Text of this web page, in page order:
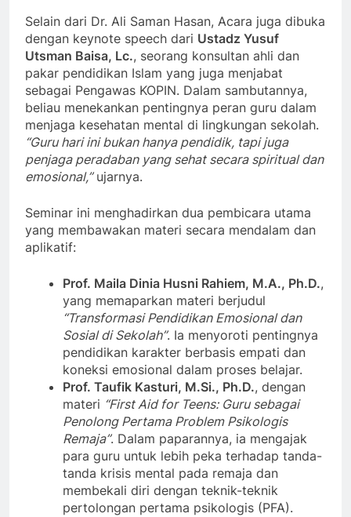
Selain dari Dr. Ali Saman Hasan, Acara juga dibuka
dengan keynote speech dari Ustadz Yusuf
Utsman Baisa, Lc., seorang konsultan ahli dan
pakar pendidikan Islam yang juga menjabat
sebagai Pengawas KOPIN. Dalam sambutannya,
beliau menekankan pentingnya peran guru dalam
menjaga kesehatan mental di lingkungan sekolah.
“Guru hari ini bukan hanya pendidik, tapi juga
penjaga peradaban yang sehat secara spiritual dan
emosional,”ujarnya.
Seminar ini menghadirkan dua pembicara utama
yang membawakan materi secara mendalam dan
aplikatif:
Prof. Maila Dinia Husni Rahiem, M.A., Ph.D.,
yang memaparkan materi berjudul
“Transformasi Pendidikan Emosional dan
Sosial di Sekolah”. Ia menyoroti pentingnya
pendidikan karakter berbasis empati dan
koneksi emosional dalam proses belajar.
Prof. Taufik Kasturi, M.Si., Ph.D., dengan
materi “First Aid for Teens: Guru sebagai
Penolong Pertama Problem Psikologis
Remaja”. Dalam paparannya, ia mengajak
para guru untuk lebih peka terhadap tanda-
tanda krisis mental pada remaja dan
membekali diri dengan teknik-teknik
pertolongan pertama psikologis (PFA).